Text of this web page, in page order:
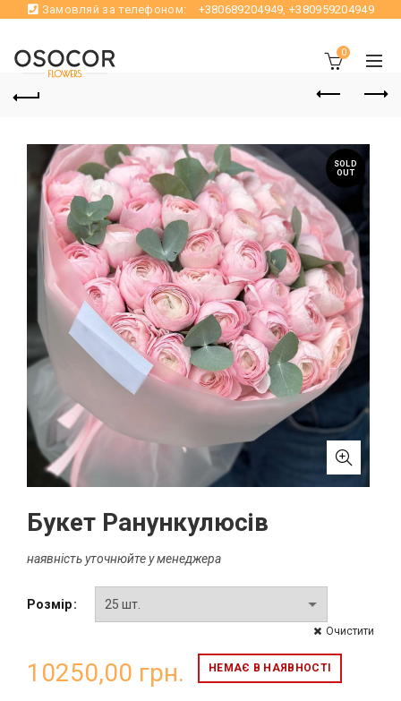
Замовляй за телефоном: +380689204949,+380959204949
0
SOLD
OUT
Букет Ранункулюсів
наявність уточнюйте у менеджера
Розмір
Очистити
10250,00 грн. НЕМАЄ В НАЯВНОСТІ